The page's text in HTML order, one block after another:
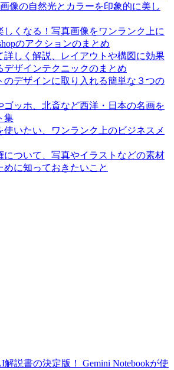
像の自然光とカラーを印象的に美し
しくなる！写真画像をワンランク上に
のアクションのまとめ
詳しく解説、レイアウトや構図に効果
デザインテクニックのまとめ
のデザインに取り入れる簡単な３つの
ゴッホ、北斎など西洋・日本の名画を
集
使いたい、ワンランク上のビジネスメ
について、写真やイラストなどの素材
めに知っておきたいこと
説書の決定版！ Gemini Notebookが使